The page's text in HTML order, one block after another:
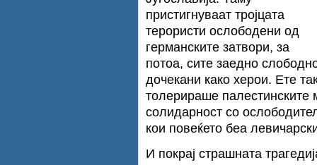
пристигнуваат тројцата
терористи ослободени од
германските затвори, за
потоа, сите заедно
дочекани како херои. Ете
толерираше
солидарност со
кои повеќето беа
И покрај страшната